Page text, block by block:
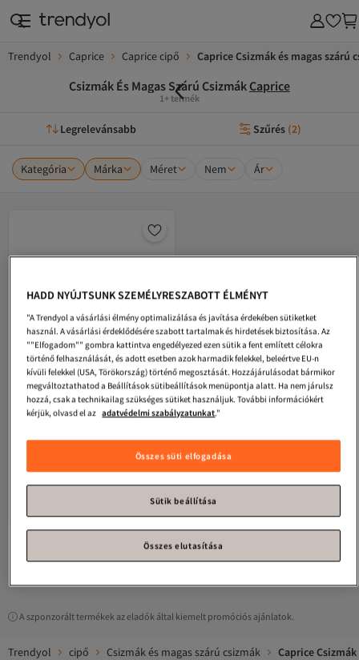
Trendyol Caprice Caprice cipő Caprice Csizmák és magas szárú
Csizmák És Magas Szárú Csizmák Caprice
1+ termék
Legrelevánsabb Szűrés (2)
Kategória Márka Méret Nem Ár
A szponzorált termékek az eladók által kiemelt promóciós ajánlatok.
Trendyol cipő Csizmák és magas szárú csizmák Caprice
HADD NYÚJTSUNK SZEMÉLYRESZABOTT ÉLMÉNYT
"A Trendyol a vásárlási élmény optimalizálása és javítása érdekében sütiketket
használ. A vásárlási érdeklődésére szabott tartalmak és hirdetések biztosítása. Az
""Elfogadom"" gombra kattintva engedélyezed ezen sütik a fent említett célokra
történő felhasználását, és adott esetben azok harmadik felekkel, beleértve EU-n
kívüli felekkel (USA, Törökország) történő megosztását. Hozzájárulásodat bármikor
megváltoztathatod a Beállítások sütibeállítások menüpontja alatt. Ha nem járulsz
hozzá, csak a technikailag szükséges sütiket használjuk. További információkért
kérjük, olvasd el az adatvédelmi szabályzatunkat."
Összes süti elfogadása
Sütik beállítása
Összes elutasítása